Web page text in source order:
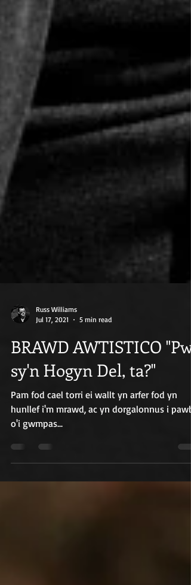
Jul 17, 2021
5 min read
BRAWD AWTISTICO "Pwy
sy'n Hogyn Del, ta?"
Pam fod cael torri ei wallt yn arfer fod yn
hunllef i'm mrawd, ac yn dorgalonnus i pawb
o'i gwmpas...